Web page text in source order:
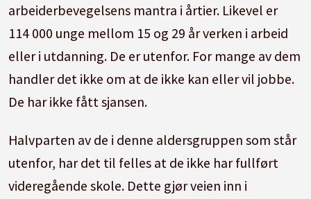
arbeiderbevegelsens mantra i årtier. Likevel er
114 000 unge mellom 15 og 29 år verken i arbeid
eller i utdanning. De er utenfor. For mange av dem
handler det ikke om at de ikke kan eller vil jobbe.
De har ikke fått sjansen.
Halvparten av de i denne aldersgruppen som står
utenfor, har det til felles at de ikke har fullført
videregående skole. Dette gjør veien inn i